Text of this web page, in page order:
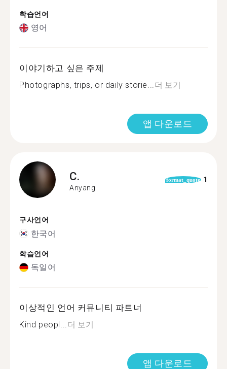
학습언어
영어
이야기하고 싶은 주제
Photographs, trips, or daily storie...더 보기
앱 다운로드
C.
Anyang
format_quote 1
구사언어
한국어
학습언어
독일어
이상적인 언어 커뮤니티 파트너
Kind peopl...더 보기
앱 다운로드